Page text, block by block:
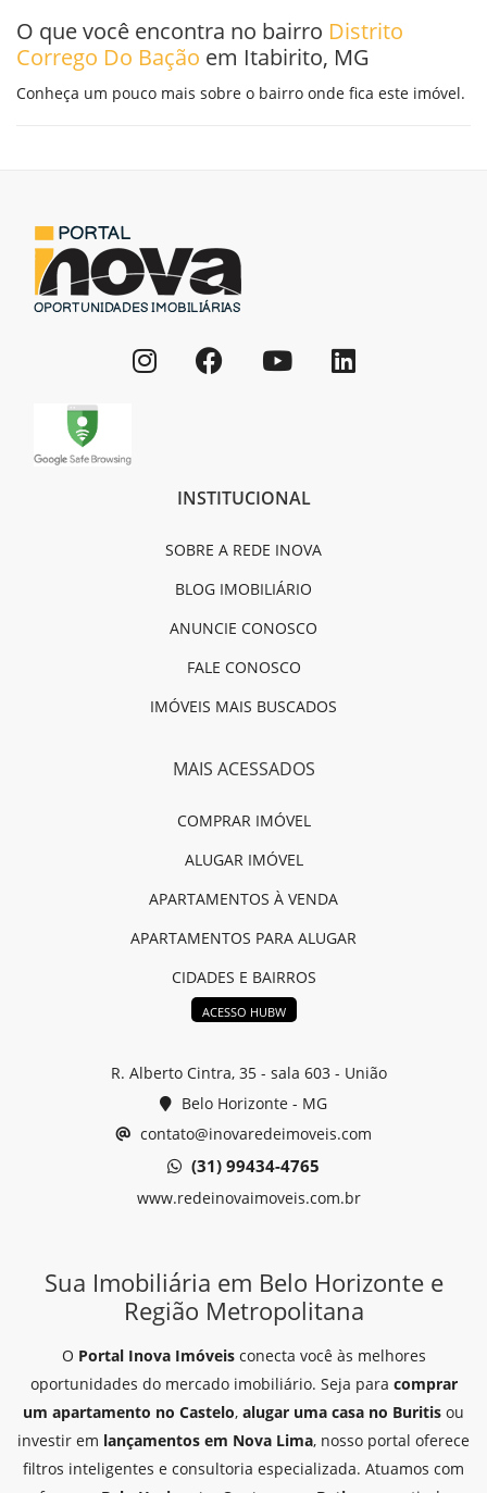
O que você encontra no bairro Distrito
Corrego Do Bação em Itabirito, MG
Conheça um pouco mais sobre o bairro onde fica este imóvel.
INSTITUCIONAL
SOBRE A REDE INOVA
BLOG IMOBILIÁRIO
ANUNCIE CONOSCO
FALE CONOSCO
IMÓVEIS MAIS BUSCADOS
MAIS ACESSADOS
COMPRAR IMÓVEL
ALUGAR IMÓVEL
APARTAMENTOS À VENDA
APARTAMENTOS PARA ALUGAR
CIDADES E BAIRROS
ACESSO HUBW
R. Alberto Cintra, 35 - sala 603 - União
Belo Horizonte - MG
contato@inovaredeimoveis.com
(31) 99434-4765
www.redeinovaimoveis.com.br
Sua Imobiliária em Belo Horizonte e
Região Metropolitana
O Portal Inova Imóveisconecta você às melhores
oportunidades do mercado imobiliário. Seja para comprar
um apartamento no Castelo, alugar uma casa no Buritis ou
investir em lançamentos em Nova Lima, nosso portal oferece
filtros inteligentes e consultoria especializada. Atuamos com